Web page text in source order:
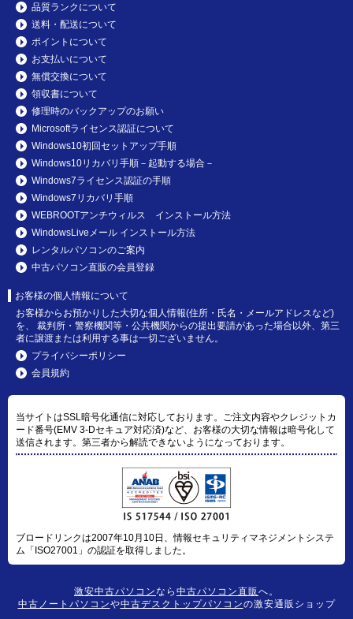
品質ランクについて
送料・配送について
ポイントについて
お支払いについて
無償交換について
領収書について
修理時のバックアップのお願い
Microsoftライセンス認証について
Windows10初回セットアップ手順
Windows10リカバリ手順－起動する場合－
Windows7ライセンス認証の手順
Windows7リカバリ手順
WEBROOTアンチウィルス インストール方法
WindowsLiveメール インストール方法
レンタルパソコンのご案内
中古パソコン直販の会員登録
お客様の個人情報について
お客様からお預かりした大切な個人情報(住所・氏名・メールアドレスなど)
を、 裁判所・警察機関等・公共機関からの提出要請があった場合以外、第三
者に譲渡または利用する事は一切ございません。
プライバシーポリシー
会員規約
当サイトはSSL暗号化通信に対応しております。ご注文内容やクレジットカ
ード番号(EMV 3-Dセキュア対応済)など、お客様の大切な情報は暗号化して
送信されます。第三者から解読できないようになっております。
ブロードリンクは2007年10月10日、情報セキュリティマネジメントシステ
ム「ISO27001」の認証を取得しました。
激安中古パソコンなら 中古パソコン直販へ。
中古ノートパソコンや中古デスクトップパソコンの激安通販ショップ